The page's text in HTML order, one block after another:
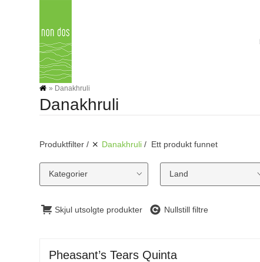
» Danakhruli
Danakhruli
Produktfilter Danakhruli Ett produkt funnet
Kategorier Land
Skjul utsolgte produkter Nullstill filtre
Pheasant’s Tears Quinta